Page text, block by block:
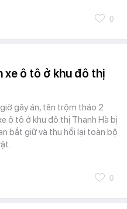
0
xe ô tô ở khu đô thị
gây án, tên trộm tháo 2
ô tô ở khu đô thị Thanh Hà bị
bắt giữ và thu hồi lại toàn bộ
0